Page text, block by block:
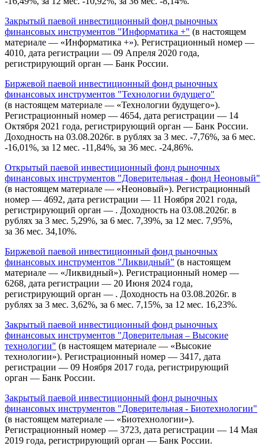
Закрытый паевой инвестиционный фонд рыночных
финансовых инструментов "Информатика +" (в настоящем
материале — «Информатика +»). Регистрационный номер —
4010, дата регистрации — 09 Апреля 2020 года,
регистрирующий орган — Банк России.
Биржевой паевой инвестиционный фонд рыночных
финансовых инструментов "Технологии будущего"
(в настоящем материале — «Технологии будущего»).
Регистрационный номер — 4654, дата регистрации — 14
Октября 2021 года, регистрирующий орган — Банк России.
Доходность на 03.08.2026г. в рублях за 3 мес. -7,76%, за 6 мес.
-16,01%, за 12 мес. -11,84%, за 36 мес. -24,86%.
Открытый паевой инвестиционный фонд рыночных
финансовых инструментов "Доверительная - фонд Неоновый"
(в настоящем материале — «Неоновый»). Регистрационный
номер — 4692, дата регистрации — 11 Ноября 2021 года,
регистрирующий орган — . Доходность на 03.08.2026г. в
рублях за 3 мес. 5,29%, за 6 мес. 7,39%, за 12 мес. 7,95%,
за 36 мес. 34,10%.
Биржевой паевой инвестиционный фонд рыночных
финансовых инструментов "Ликвидный" (в настоящем
материале — «Ликвидный»). Регистрационный номер —
6268, дата регистрации — 20 Июня 2024 года,
регистрирующий орган — . Доходность на 03.08.2026г. в
рублях за 3 мес. 3,62%, за 6 мес. 7,15%, за 12 мес. 16,23%.
Закрытый паевой инвестиционный фонд рыночных
финансовых инструментов "Доверительная – Высокие
технологии" (в настоящем материале — «Высокие
технологии»). Регистрационный номер — 3417, дата
регистрации — 09 Ноября 2017 года, регистрирующий
орган — Банк России.
Закрытый паевой инвестиционный фонд рыночных
финансовых инструментов "Доверительная - Биотехнологии"
(в настоящем материале — «Биотехнологии»).
Регистрационный номер — 3723, дата регистрации — 14 Мая
2019 года, регистрирующий орган — Банк России.